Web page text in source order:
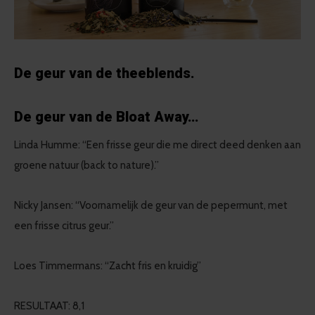
De geur van de theeblends.
De geur van de Bloat Away…
Linda Humme: “Een frisse geur die me direct deed denken aan
groene natuur (back to nature).”
Nicky Jansen: “Voornamelijk de geur van de pepermunt, met
een frisse citrus geur.”
Loes Timmermans: “Zacht fris en kruidig”
RESULTAAT: 8,1